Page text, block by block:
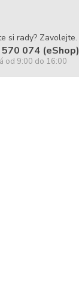
si rady? Zavolejte.
074 (eShop)
od 9:00 do 16:00